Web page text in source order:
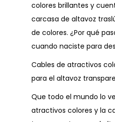
colores brillantes y
carcasa de altavoz
de colores. ¿Por qué
cuando naciste para
Cables de atractivos
para el altavoz
Que todo el mundo lo
atractivos colores y la